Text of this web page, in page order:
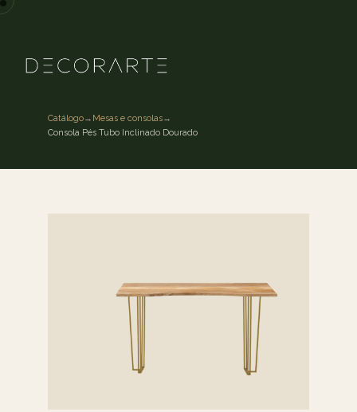
Catálogo→ Mesas e consolas→
Consola Pés Tubo Inclinado Dourado